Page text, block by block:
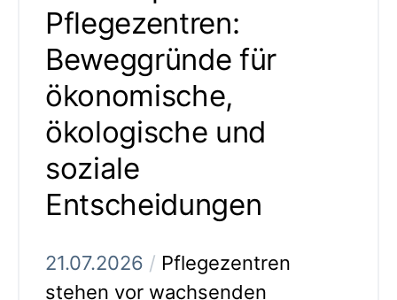
Pflegezentren:
Beweggründe für
ökonomische,
ökologische und
soziale
Entscheidungen
21.07.2026 / Pflegezentren
stehen vor wachsenden